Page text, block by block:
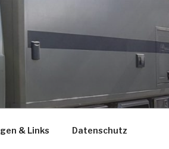
& Links Datenschutz